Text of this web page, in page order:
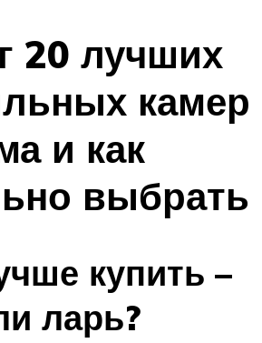
20 лучших
камер
и как
выбрать
купить –
ларь?